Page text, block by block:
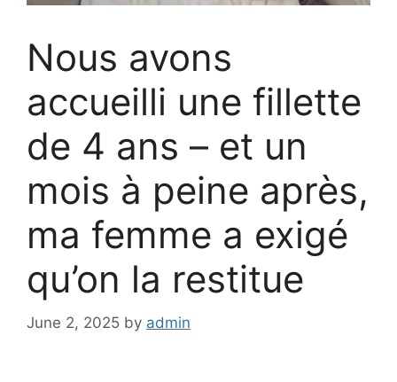
Nous avons
accueilli une fillette
de 4 ans – et un
mois à peine après,
ma femme a exigé
qu’on la restitue
June 2, 2025 by admin